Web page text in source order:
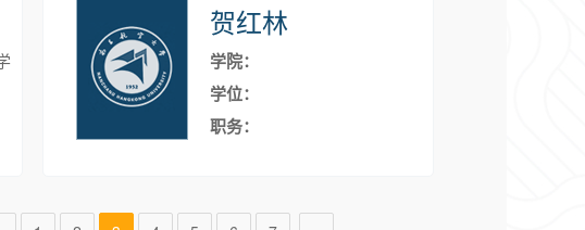
贺红林
学院：
学位：
职务：